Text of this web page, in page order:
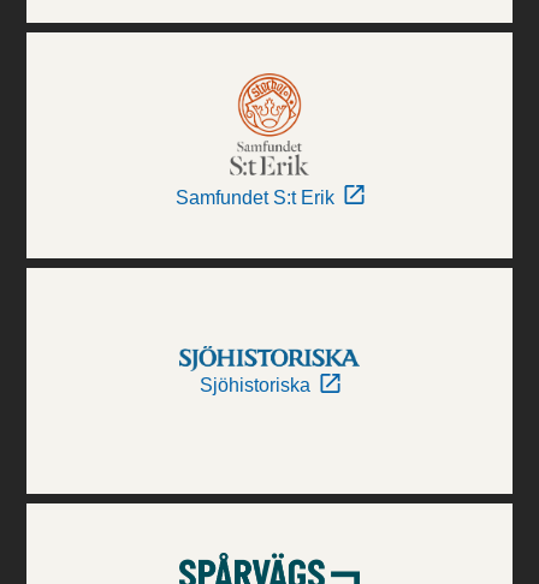
Samfundet S:t Erik
Sjöhistoriska